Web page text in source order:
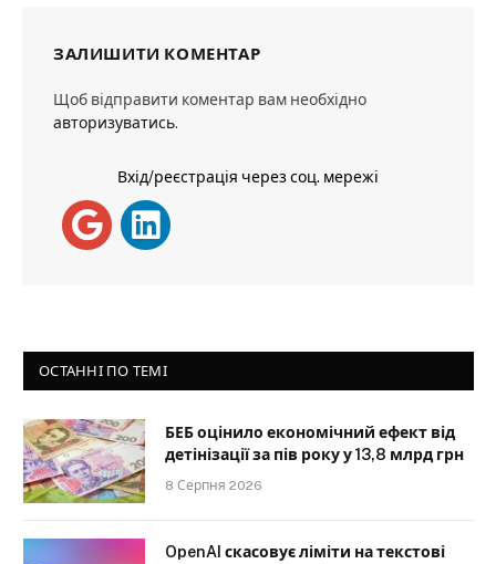
ЗАЛИШИТИ КОМЕНТАР
Щоб відправити коментар вам необхідно
авторизуватись.
Вхід/реєстрація через соц. мережі
ОСТАННІ ПО ТЕМІ
БЕБ оцінило економічний ефект від
детінізації за пів року у 13,8 млрд грн
8 Серпня 2026
OpenAI скасовує ліміти на текстові